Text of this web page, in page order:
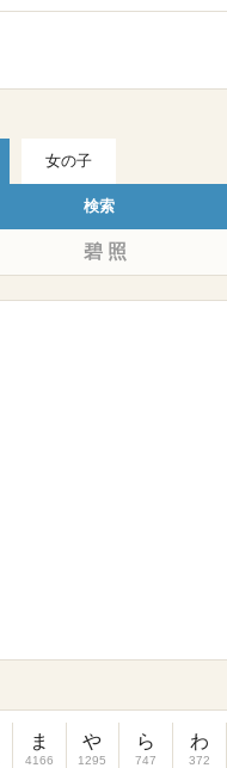
女の子
検索
碧 照
ま
4166
や
1295
ら
747
わ
372